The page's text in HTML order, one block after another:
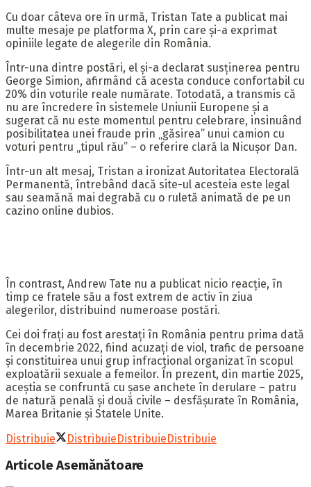
Cu doar câteva ore în urmă, Tristan Tate a publicat mai
multe mesaje pe platforma X, prin care și-a exprimat
opiniile legate de alegerile din România.
Într-una dintre postări, el și-a declarat susținerea pentru
George Simion, afirmând că acesta conduce confortabil cu
20% din voturile reale numărate. Totodată, a transmis că
nu are încredere în sistemele Uniunii Europene și a
sugerat că nu este momentul pentru celebrare, insinuând
posibilitatea unei fraude prin „găsirea” unui camion cu
voturi pentru „tipul rău” – o referire clară la Nicușor Dan.
Într-un alt mesaj, Tristan a ironizat Autoritatea Electorală
Permanentă, întrebând dacă site-ul acesteia este legal
sau seamănă mai degrabă cu o ruletă animată de pe un
cazino online dubios.
În contrast, Andrew Tate nu a publicat nicio reacție, în
timp ce fratele său a fost extrem de activ în ziua
alegerilor, distribuind numeroase postări.
Cei doi frați au fost arestați în România pentru prima dată
în decembrie 2022, fiind acuzați de viol, trafic de persoane
și constituirea unui grup infracțional organizat în scopul
exploatării sexuale a femeilor. În prezent, din martie 2025,
aceștia se confruntă cu șase anchete în derulare – patru
de natură penală și două civile – desfășurate în România,
Marea Britanie și Statele Unite.
Distribuie
DistribuieDistribuieDistribuie
Articole Asemănătoare